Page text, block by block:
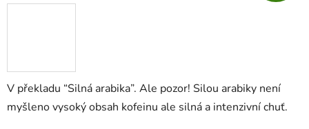
V překladu “Silná arabika”. Ale pozor! Silou arabiky není
myšleno vysoký obsah kofeinu ale silná a intenzivní chuť.